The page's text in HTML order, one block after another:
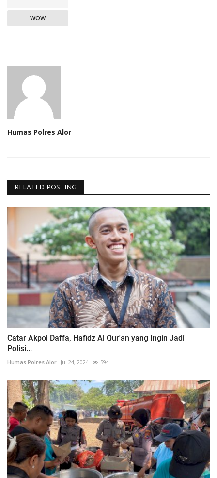
WOW
Humas Polres Alor
RELATED POSTING
Catar Akpol Daffa, Hafidz Al Qur'an yang Ingin Jadi
Polisi...
Humas Polres Alor Jul 24, 2024 594